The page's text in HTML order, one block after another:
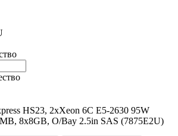
HS23, 2xXeon 6C E5-2630 95W
8x8GB, O/Bay 2.5in SAS (7875E2U)